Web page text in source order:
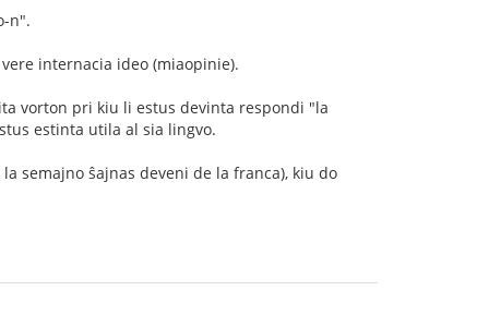
n".
internacia ideo (miaopinie).
vorton pri kiu li estus devinta respondi "la
estinta utila al sia lingvo.
semajno ŝajnas deveni de la franca), kiu do